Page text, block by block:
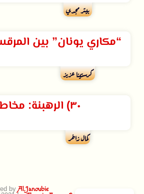
بيتر مجدي
“مكاري يونان” بين
كرستينا عزيز
٣٠) الرهبنة: مخاطر وخبرات
كمال زاخر
byAl.Janoubie